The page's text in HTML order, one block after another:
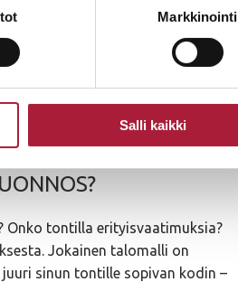
Markkinointi
Salli kaikki
Onko tontilla erityisvaatimuksia?
Jokainen talomalli on
sinun tontille sopivan kodin –